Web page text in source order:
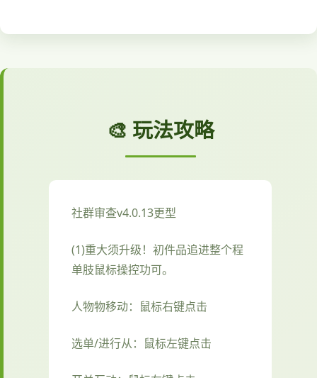
🎨 玩法攻略
社群审查v4.0.13更型
(1)重大须升级！初件品追进整个程
单肢鼠标操控功可。
人物物移动：鼠标右键点击
选单/进行从：鼠标左键点击